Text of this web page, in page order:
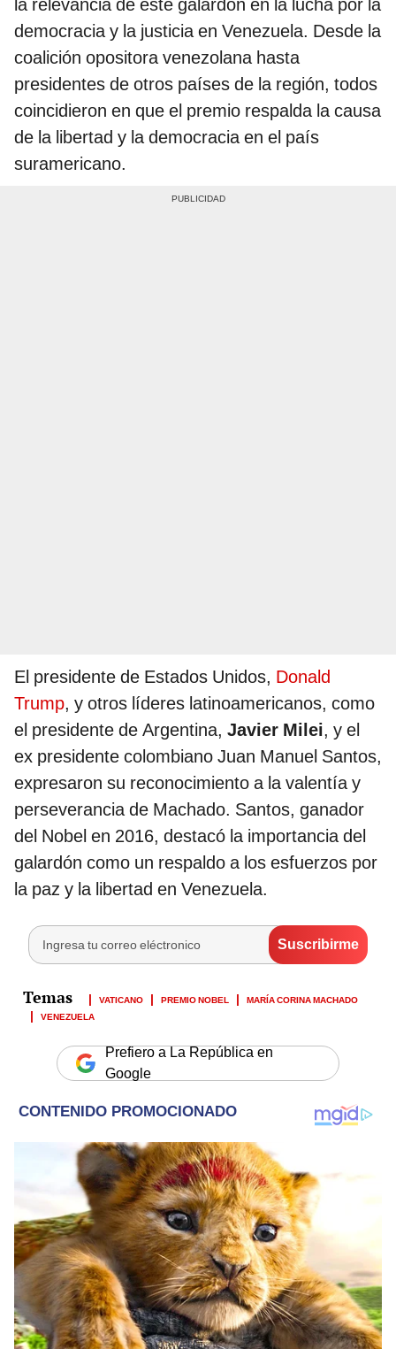
la relevancia de este galardón en la lucha por la
democracia y la justicia en Venezuela. Desde la
coalición opositora venezolana hasta
presidentes de otros países de la región, todos
coincidieron en que el premio respalda la causa
de la libertad y la democracia en el país
suramericano.
El presidente de Estados Unidos, Donald
Trump, y otros líderes latinoamericanos, como
el presidente de Argentina, Javier Milei, y el
ex presidente colombiano Juan Manuel Santos,
expresaron su reconocimiento a la valentía y
perseverancia de Machado. Santos, ganador
del Nobel en 2016, destacó la importancia del
galardón como un respaldo a los esfuerzos por
la paz y la libertad en Venezuela.
VATICANO PREMIO NOBEL
MARÍA CORINA MACHADO
VENEZUELA
Prefiero a La República en
Google